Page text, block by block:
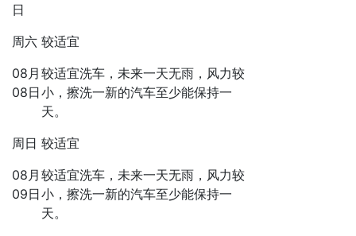
日
周六
08月
08日
较适宜
较适宜洗车，未来一天无雨，风力较
小，擦洗一新的汽车至少能保持一
天。
周日
08月
09日
较适宜
较适宜洗车，未来一天无雨，风力较
小，擦洗一新的汽车至少能保持一
天。